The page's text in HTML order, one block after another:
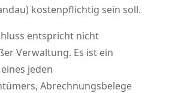
kostenpflichtig sein soll.
entspricht nicht
Verwaltung. Es ist ein
jeden
Abrechnungsbelege